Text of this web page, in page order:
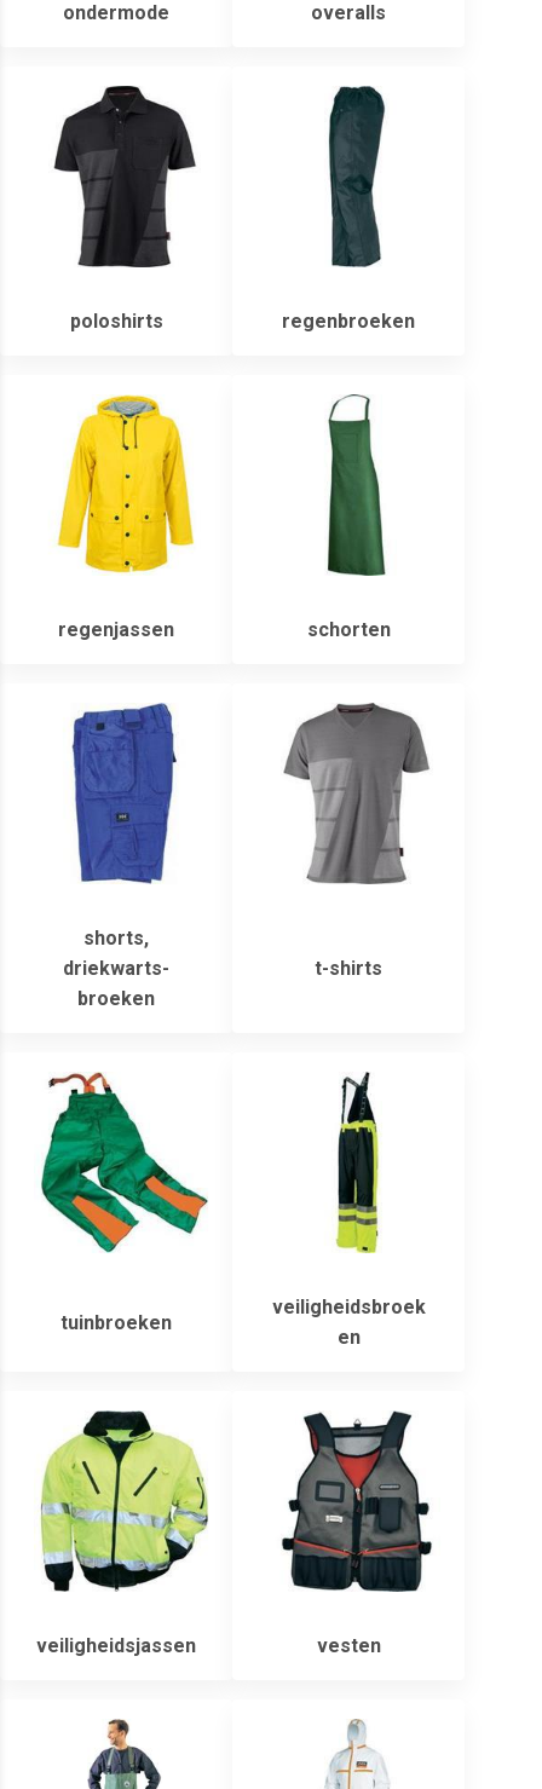
ondermode overalls
poloshirts regenbroeken
regenjassen schorten
shorts,
driekwarts-
broeken
t-shirts
tuinbroeken
veiligheidsbroek
en
veiligheidsjassen vesten